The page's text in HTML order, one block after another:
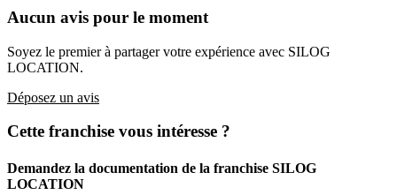
Aucun avis pour le moment
Soyez le premier à partager votre expérience avec SILOG
LOCATION.
Déposez un avis
Cette franchise vous intéresse ?
Demandez la documentation de la franchise SILOG
LOCATION